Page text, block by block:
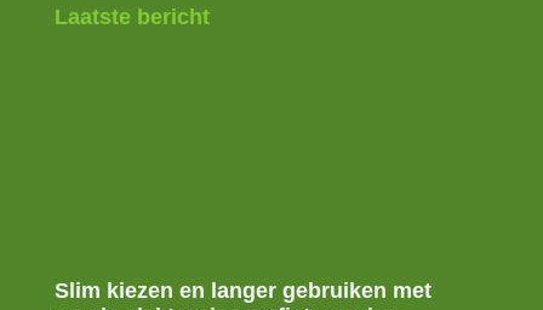
Laatste bericht
Slim kiezen en langer gebruiken met